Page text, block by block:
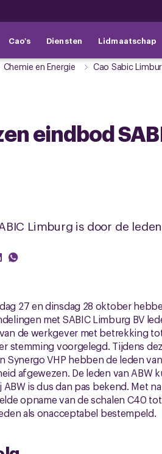
Cao's Diensten Lidmaatschap
Chemie en Energie Cao Sabic
eindbod
Limburg is door de
27 en dinsdag 28 oktober
met SABIC Limburg BV
de werkgever met betrekking
stemming voorgelegd. Tijdens
Synergo VHP hebben de leden
afgewezen. De leden van ABW
ABW is dus dan pas bekend. Met
opname van de schalen C40
als onacceptabel bestempeld.